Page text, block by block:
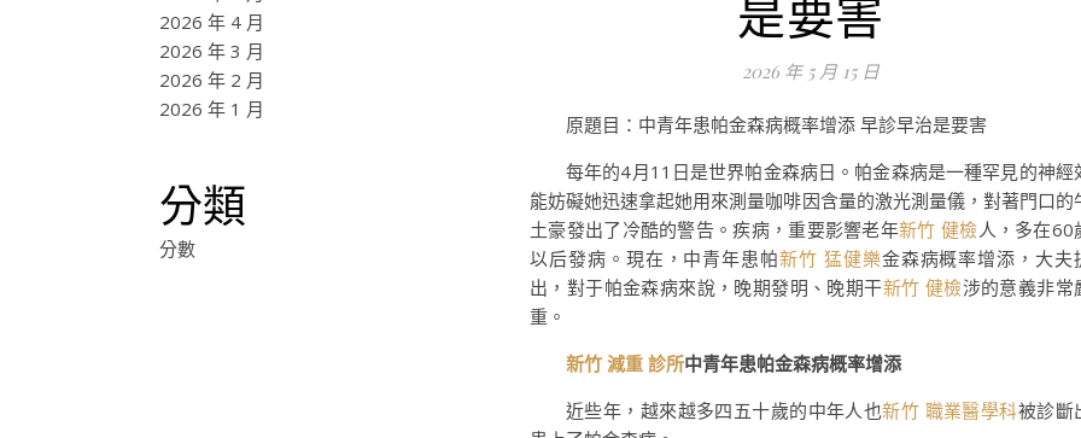
2026 年 4 月
2026 年 3 月
2026 年 2 月
2026 年 1 月
分類
分數
是要害
2026 年 5 月 15 日
原題目：中青年患帕金森病概率增添 早診早治是要害
每年的4月11日是世界帕金森病日。帕金森病是一種罕見的神經
能妨礙她迅速拿起她用來測量咖啡因含量的激光測量儀，對著門口的
土豪發出了冷酷的警告。疾病，重要影響老年新竹 健檢人，多在60
以后發病。現在，中青年患帕新竹 猛健樂金森病概率增添，大夫
出，對于帕金森病來說，晚期發明、晚期干新竹 健檢涉的意義非常
重。
新竹 減重 診所中青年患帕金森病概率增添
近些年，越來越多四五十歲的中年人也新竹 職業醫學科被診斷